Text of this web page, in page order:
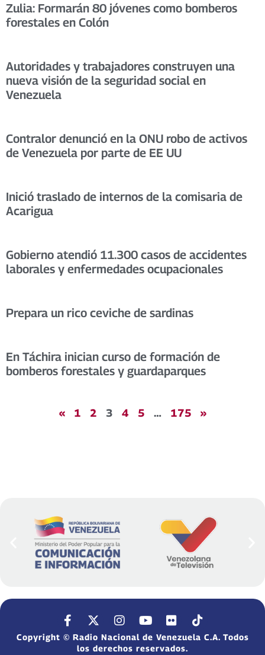
Zulia: Formarán 80 jóvenes como bomberos
forestales en Colón
Autoridades y trabajadores construyen una
nueva visión de la seguridad social en
Venezuela
Contralor denunció en la ONU robo de activos
de Venezuela por parte de EE UU
Inició traslado de internos de la comisaria de
Acarigua
Gobierno atendió 11.300 casos de accidentes
laborales y enfermedades ocupacionales
Prepara un rico ceviche de sardinas
En Táchira inician curso de formación de
bomberos forestales y guardaparques
« 1 2 3 4 5 … 175 »
Copyright © Radio Nacional de Venezuela C.A. Todos
los derechos reservados.